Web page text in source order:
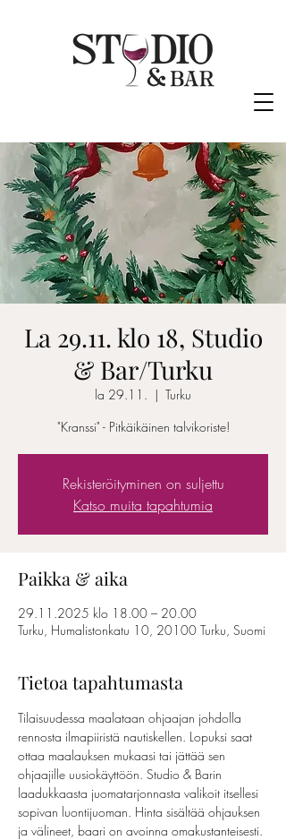
La 29.11. klo 18, Studio
& Bar/Turku
la 29.11.
  |
Turku
"Kranssi" - Pitkäikäinen talvikoriste!
Rekisteröityminen on suljettu
Katso muita tapahtumia
Paikka & aika
29.11.2025 klo 18.00 – 20.00
Turku, Humalistonkatu 10, 20100 Turku, Suomi
Tietoa tapahtumasta
Tilaisuudessa maalataan ohjaajan johdolla
rennosta ilmapiiristä nautiskellen. Lopuksi saat
ottaa maalauksen mukaasi tai jättää sen
ohjaajille uusiokäyttöön. Studio & Barin
laadukkaasta juomatarjonnasta valikoit itsellesi
sopivan luontijuoman. Hinta sisältää ohjauksen
ja välineet, baari on avoinna omakustanteisesti.